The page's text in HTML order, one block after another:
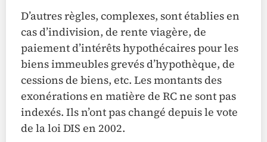
D’autres règles, complexes, sont établies en
cas d’indivision, de rente viagère, de
paiement d’intérêts hypothécaires pour les
biens immeubles grevés d’hypothèque, de
cessions de biens, etc. Les montants des
exonérations en matière de RC ne sont pas
indexés. Ils n’ont pas changé depuis le vote
de la loi DIS en 2002.